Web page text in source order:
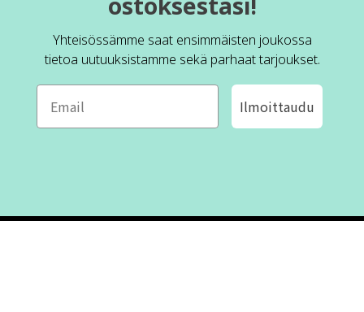
Yhteisössämme saat ensimmäisten joukossa
tietoa uutuuksistamme sekä parhaat tarjoukset.
Ilmoittaudu